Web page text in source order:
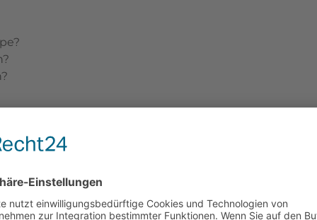
gilt auch für unseren Angelverein. Mit der Jugend
und Traditionen pflegen? Nicht zu